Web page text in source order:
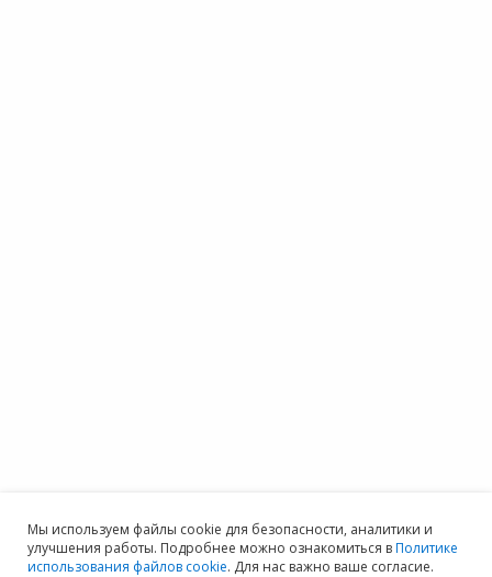
Мы используем файлы cookie для безопасности, аналитики и
улучшения работы. Подробнее можно ознакомиться вПолитике
использования файлов cookie. Для нас важно ваше согласие.